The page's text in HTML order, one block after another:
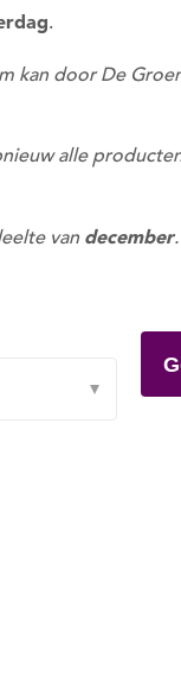
.
kan door De
alle
van december
moet je